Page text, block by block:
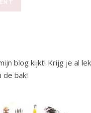
blog kijkt! Krijg je al
de bak!